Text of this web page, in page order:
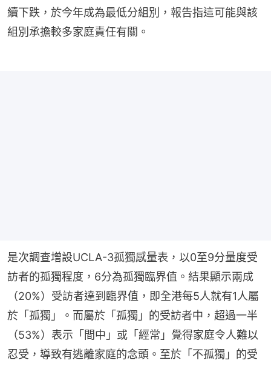
續下跌，於今年成為最低分組別，報告指這可能與該
組別承擔較多家庭責任有關。
是次調查增設UCLA-3孤獨感量表，以0至9分量度受
訪者的孤獨程度，6分為孤獨臨界值。結果顯示兩成
（20%）受訪者達到臨界值，即全港每5人就有1人屬
於「孤獨」。而屬於「孤獨」的受訪者中，超過一半
（53%）表示「間中」或「經常」覺得家庭令人難以
忍受，導致有逃離家庭的念頭。至於「不孤獨」的受